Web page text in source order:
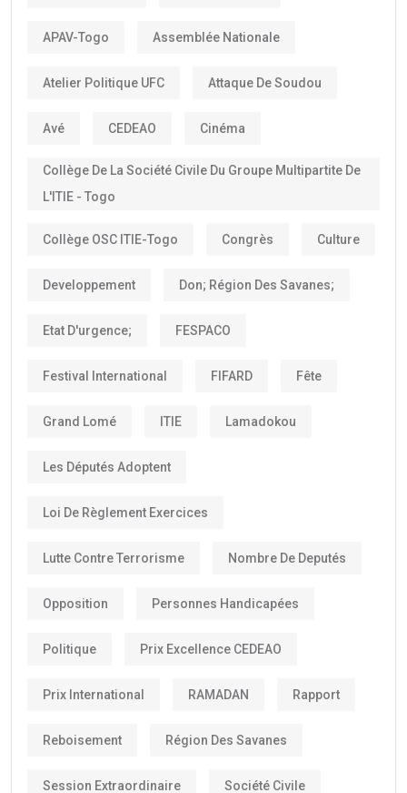
APAV-Togo Assemblée Nationale
Atelier Politique UFC Attaque De Soudou
Avé CEDEAO Cinéma
Collège De La Société Civile Du Groupe Multipartite De
L'ITIE - Togo
Collège OSC ITIE-Togo Congrès Culture
Developpement Don; Région Des Savanes;
Etat D'urgence; FESPACO
Festival International FIFARD Fête
Grand Lomé ITIE Lamadokou
Les Députés Adoptent
Loi De Règlement Exercices
Lutte Contre Terrorisme Nombre De Deputés
Opposition Personnes Handicapées
Politique Prix Excellence CEDEAO
Prix International RAMADAN Rapport
Reboisement Région Des Savanes
Session Extraordinaire Société Civile